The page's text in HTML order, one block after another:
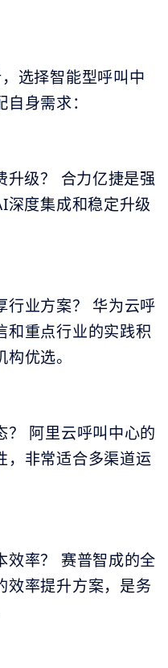
选择智能型呼叫中
身需求：
升级？ 合力亿捷是强
深度集成和稳定升级
行业方案？ 华为云呼
和重点行业的实践积
优选。
？ 阿里云呼叫中心的
，非常适合多渠道运
效率？ 赛普智成的全
效率提升方案，是务